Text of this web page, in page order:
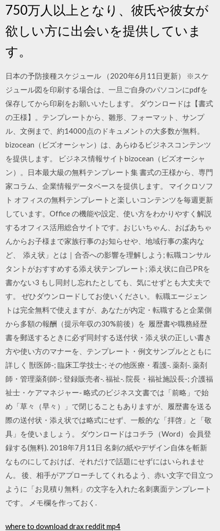
750万人以上となり、彼氏や彼女が
欲しい方に出会いを提供していま
す。
日本の予防接種スケジュール （2020年6月11日更新） ※スケ
ジュール図を印刷する場合は、一旦ご自身のパソコンにpdfを
保存してから印刷をお願いいたします。 ダウンロードは【書式
の王様】。テンプレートから、雛形、フォーマット、サンプ
ル、文例まで、約14000点のドキュメントの大多数が無料。
bizocean（ビズオーシャン）は、あらゆるビジネスコンテンツ
を提供します。 ビジネス情報サイトbizocean（ビズオーシャ
ン）。日本最大級の無料テンプレート集 書式の王様から、専門
家コラム、企業情報データベースを提供します。 マイクロソフ
ト オフィスの無料テンプレートと楽しいコンテンツを毎週更新
しています。Office の機能や設定、使い方をわかりやすく解説
するオフィス活用総合サイトです。おじいちゃん、おばあちゃ
んからお子様まで家族行事のお知らせや、地域行事の案内な
ど、 添え状」とは｜合否への影響を理解しよう; 転職コンサル
タントがおすすめする添え状テンプレート; 添え状に自己PRを
書かない3 もし同封し忘れたとしても、気にせずとも大丈夫で
す。 ぜひダウンロードしてお使いください。 転職エージェン
トは完全無料で使えますが、あなたが内定・転職すると企業側
から多額の報酬（提示年収の30%前後）を 履歴書や職務経歴
書を郵送するときに必ず同封する送付状・添え状の正しい書き
方や使い方のマナーを、テンプレート・例文サンプルとともに
詳しく 獣医師-; 臨床工学技士-; その他医療・看護-. 薬剤-. 薬剤
師・管理薬剤師-; 登録販売者-. 福祉-. 院長・福祉施設長-; 介護福
祉士・ケアマネジャー- 略式のビジネス文書では「前略」で始
め「草々（早々）」で閉じることもありますが、履歴書を送る
際の送付状・添え状では略式にせず、一般的な「拝啓」と「敬
具」を使いましょう。 ダウンロードはコチラ（Word） 会員登
録する(無料). 2018年7月11日 名刺の紙やデザイン自体を斬新
なものにしておけば、それだけで話題にせずにはいられませ
ん。 後、相手がアプローチしてくれるよう、赤い文字で目立つ
ように「お見積り無料」の文字を入れた名刺裏面テンプレート
です。 メモ欄を作っておく.
where to download drax reddit mp4